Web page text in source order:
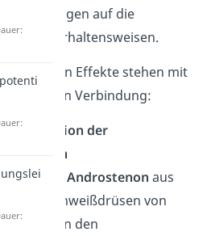
Auswirkungen auf die
Verhaltensweisen.
spannenden Effekte stehen mit
in Verbindung:
der
Duftstoff Androstenon aus
Achselschweißdrüsen von
kann den